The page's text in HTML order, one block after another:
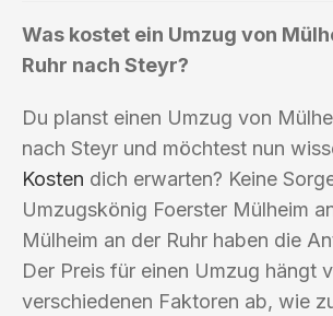
Was kostet ein Umzug von
Ruhr nach Steyr?
Du planst einen Umzug von
nach Steyr und möchtest nun
Kosten dich erwarten? Keine
Umzugskönig Foerster Mülheim
Mülheim an der Ruhr haben die
Der Preis für einen Umzug hängt
verschiedenen Faktoren ab, wie